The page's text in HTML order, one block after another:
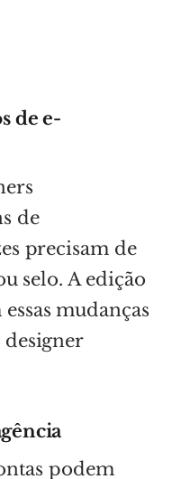
de e-
de
precisam de
selo. A edição
mudanças
designer
podem